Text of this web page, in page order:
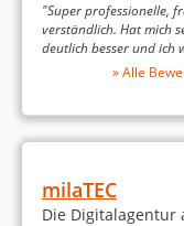
"Super professionelle,
verständlich. Hat mich
deutlich besser und ich
» Alle
milaTEC
Die Digitalagentur